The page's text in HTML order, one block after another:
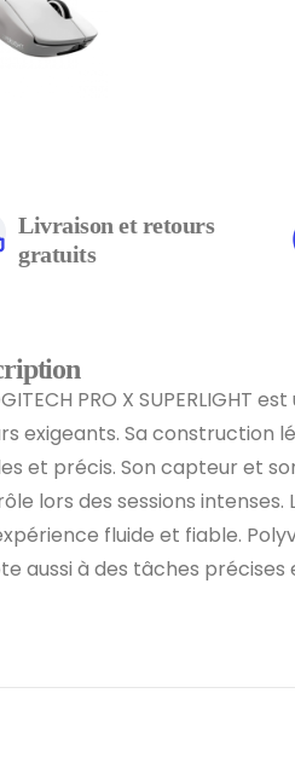
Livraison et retours
gratuits
PRO X SUPERLIGHT
exigeants. Sa construction
et précis. Son capteur et
lors des sessions
fluide et fiable.
aussi à des tâches précises